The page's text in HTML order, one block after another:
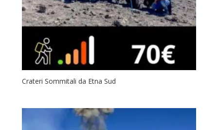
Crateri Sommitali da Etna Sud